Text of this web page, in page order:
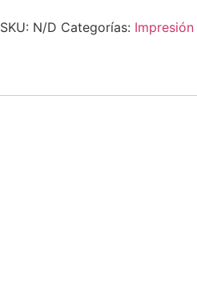
SKU: N/D Categorías: